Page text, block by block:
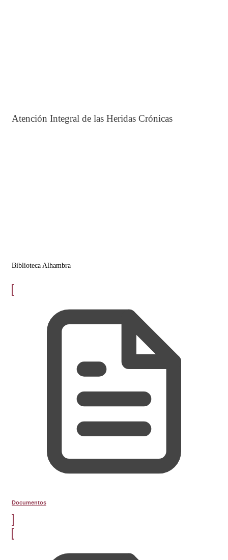
Atención Integral de las Heridas Crónicas
Biblioteca Alhambra
Documentos